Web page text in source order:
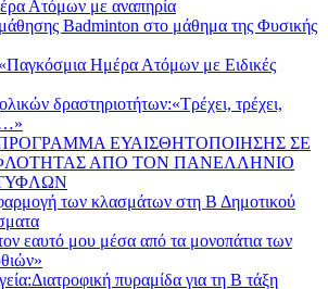
Ατόμων με αναπηρία
Badminton στο μάθημα της Φυσικής
Ημέρα Ατόμων με Ειδικές
δραστηριοτήτων:«Τρέχει, τρέχει,
…»
ΕΥΑΙΣΘΗΤΟΠΟΙΗΣΗΣ ΣΕ
ΑΠΟ ΤΟΝ ΠΑΝΕΛΛΗΝΙΟ
των κλασμάτων στη Β Δημοτικού
εαυτό μου μέσα από τα μονοπάτια των
πυραμίδα για τη Β τάξη